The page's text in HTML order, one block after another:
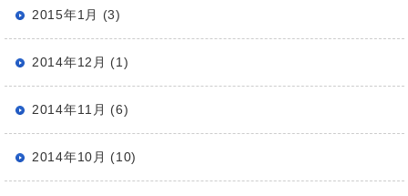
2015年1月 (3)
2014年12月 (1)
2014年11月 (6)
2014年10月 (10)